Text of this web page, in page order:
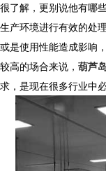
很了解，更别说他有哪
生产环境进行有效的处
或是使用性能造成影响
较高的场合来说， 葫芦
求，是现在很多行业中